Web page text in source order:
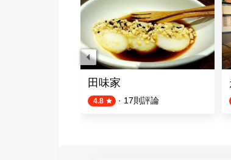
田味家
4.8 · 17則評論